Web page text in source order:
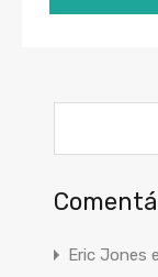
Eric Jones